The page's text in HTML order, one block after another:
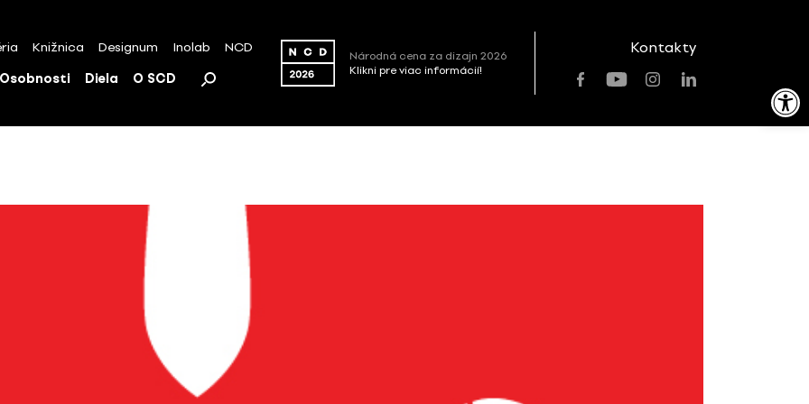
Open toolbar
Knižnica Designum Inolab NCD
Osobnosti Diela O SCD
Národná cena za dizajn 2026
Klikni pre viac informácií!
Kontakty